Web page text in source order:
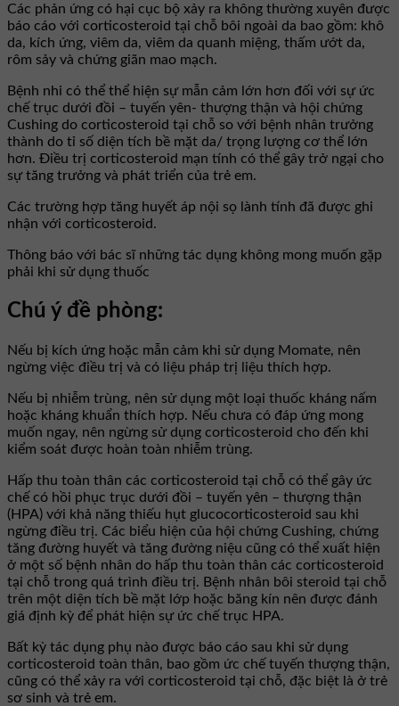
Các phản ứng có hại cục bộ xảy ra không thường xuyên được
báo cáo với corticosteroid tại chỗ bôi ngoài da bao gồm: khô
da, kích ứng, viêm da, viêm da quanh miệng, thấm ướt da,
rôm sảy và chứng giãn mao mạch.
Bệnh nhi có thể thể hiện sự mẫn cảm lớn hơn đối với sự ức
chế trục dưới đồi – tuyến yên- thượng thận và hội chứng
Cushing do corticosteroid tại chỗ so với bệnh nhân trưởng
thành do tỉ số diện tích bề mặt da/ trọng lượng cơ thể lớn
hơn. Điều trị corticosteroid mạn tính có thể gây trở ngại cho
sự tăng trưởng và phát triển của trẻ em.
Các trường hợp tăng huyết áp nội sọ lành tính đã được ghi
nhận với corticosteroid.
Thông báo với bác sĩ những tác dụng không mong muốn gặp
phải khi sử dụng thuốc
Chú ý đề phòng:
Nếu bị kích ứng hoặc mẫn cảm khi sử dụng Momate, nên
ngừng việc điều trị và có liệu pháp trị liệu thích hợp.
Nếu bị nhiễm trùng, nên sử dụng một loại thuốc kháng nấm
hoặc kháng khuẩn thích hợp. Nếu chưa có đáp ứng mong
muốn ngay, nên ngừng sử dụng corticosteroid cho đến khi
kiểm soát được hoàn toàn nhiễm trùng.
Hấp thu toàn thân các corticosteroid tại chỗ có thể gây ức
chế có hồi phục trục dưới đồi – tuyến yên – thượng thận
(HPA) với khả năng thiếu hụt glucocorticosteroid sau khi
ngừng điều trị. Các biểu hiện của hội chứng Cushing, chứng
tăng đường huyết và tăng đường niệu cũng có thể xuất hiện
ở một số bệnh nhân do hấp thu toàn thân các corticosteroid
tại chỗ trong quá trình điều trị. Bệnh nhân bôi steroid tại chỗ
trên một diện tích bề mặt lớp hoặc băng kín nên được đánh
giá định kỳ để phát hiện sự ức chế trục HPA.
Bất kỳ tác dụng phụ nào được báo cáo sau khi sử dụng
corticosteroid toàn thân, bao gồm ức chế tuyến thượng thận,
cũng có thể xảy ra với corticosteroid tại chỗ, đặc biệt là ở trẻ
sơ sinh và trẻ em.